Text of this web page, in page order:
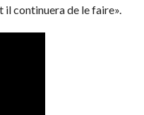
il continuera de le faire».